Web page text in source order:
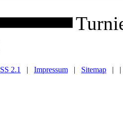
2.1 | Impressum | Sitemap | |